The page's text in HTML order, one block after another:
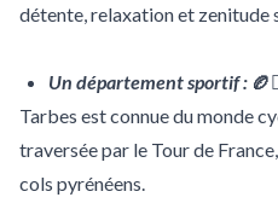
détente, relaxation et zenitude
Un département sportif :
Tarbes est connue du monde
traversée par le Tour de
cols pyrénéens.